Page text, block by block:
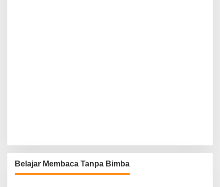
Belajar Membaca Tanpa Bimba